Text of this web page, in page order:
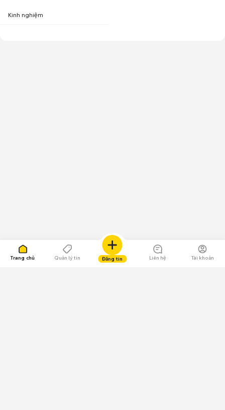
Trang chủ Quản lý tin Đăng tin Liên hệ Tài khoản
Kinh nghiệm